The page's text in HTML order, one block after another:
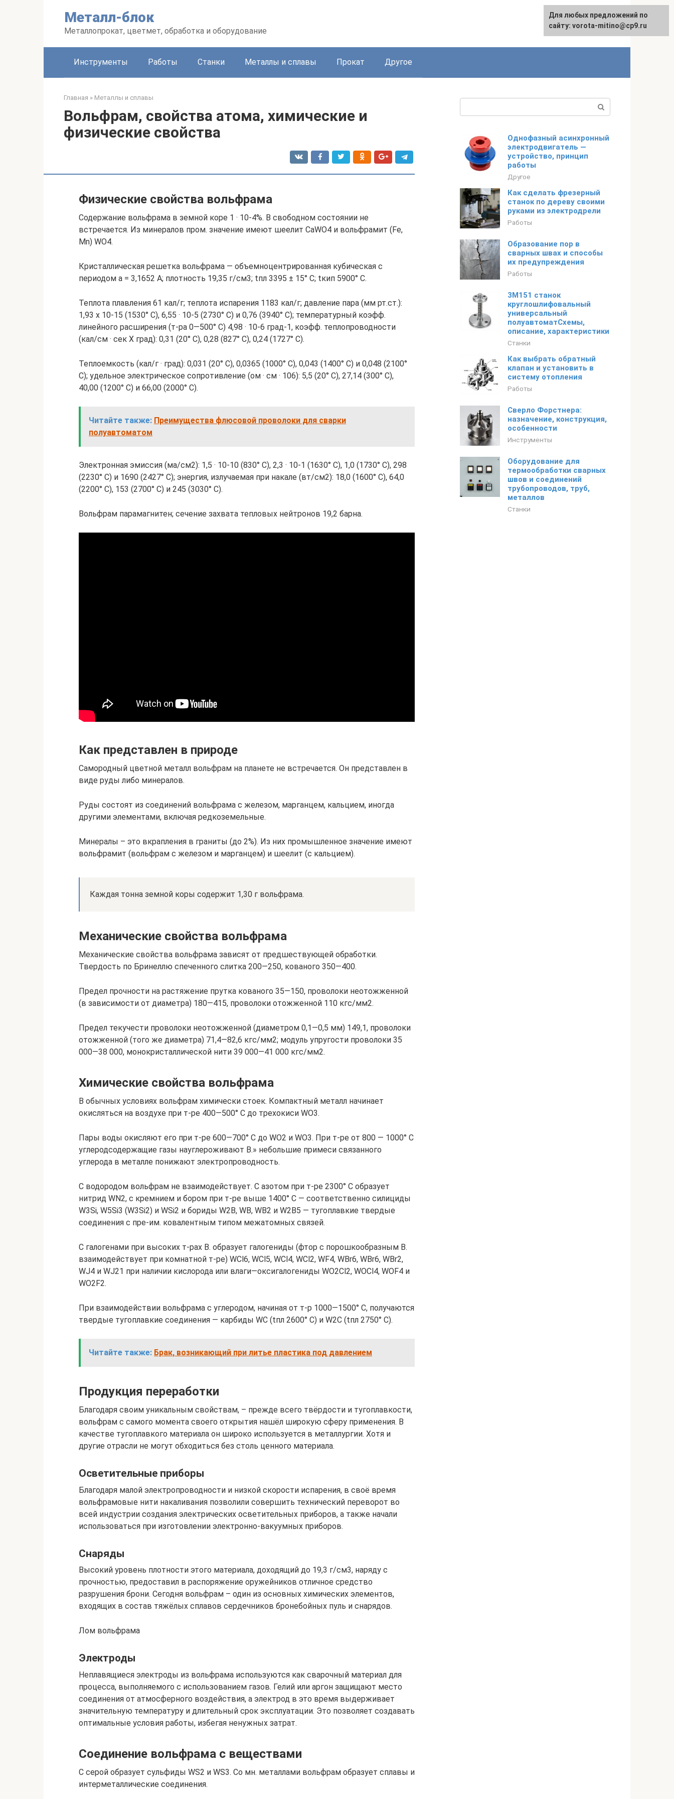
Металл-блок
Металлопрокат, цветмет, обработка и оборудование
Инструменты Работы Станки Металлы и сплавы Прокат Другое
Главная » Металлы и сплавы
Вольфрам, свойства атома, химические и
физические свойства
Физические свойства вольфрама
Содержание вольфрама в земной коре 1 · 10-4%. В свободном состоянии не
встречается. Из минералов пром. значение имеют шеелит CaWО4 и вольфрамит (Fe,
Mn) WО4.
Кристаллическая решетка вольфрама — объемноцентрированная кубическая с
периодом а = 3,1652 А; плотность 19,35 г/см3; tпл 3395 ± 15° С; tкип 5900° С.
Теплота плавления 61 кал/г; теплота испарения 1183 кал/г; давление пара (мм рт.ст.):
1,93 х 10-15 (1530° С), 6,55 · 10-5 (2730° С) и 0,76 (3940° С); температурный коэфф.
линейного расширения (т-ра 0—500° С) 4,98 · 10-6 град-1, коэфф. теплопроводности
(кал/см · сек X град): 0,31 (20° С), 0,28 (827° С), 0,24 (1727° С).
Теплоемкость (кал/г · град): 0,031 (20° С), 0,0365 (1000° С), 0,043 (1400° С) и 0,048 (2100°
С); удельное электрическое сопротивление (ом · см · 106): 5,5 (20° С), 27,14 (300° С),
40,00 (1200° С) и 66,00 (2000° С).
Читайте также: Преимущества флюсовой проволоки для сварки
полуавтоматом
Электронная эмиссия (ма/см2): 1,5 · 10-10 (830° С), 2,3 · 10-1 (1630° С), 1,0 (1730° С), 298
(2230° С) и 1690 (2427° С); энергия, излучаемая при накале (вт/см2): 18,0 (1600° С), 64,0
(2200° С), 153 (2700° С) и 245 (3030° С).
Вольфрам парамагнитен; сечение захвата тепловых нейтронов 19,2 барна.
Как представлен в природе
Самородный цветной металл вольфрам на планете не встречается. Он представлен в
виде руды либо минералов.
Руды состоят из соединений вольфрама с железом, марганцем, кальцием, иногда
другими элементами, включая редкоземельные.
Минералы – это вкрапления в граниты (до 2%). Из них промышленное значение имеют
вольфрамит (вольфрам с железом и марганцем) и шеелит (с кальцием).
Каждая тонна земной коры содержит 1,30 г вольфрама.
Механические свойства вольфрама
Механические свойства вольфрама зависят от предшествующей обработки.
Твердость по Бринеллю спеченного слитка 200—250, кованого 350—400.
Предел прочности на растяжение прутка кованого 35—150, проволоки неотожженной
(в зависимости от диаметра) 180—415, проволоки отожженной 110 кгс/мм2.
Предел текучести проволоки неотожженной (диаметром 0,1—0,5 мм) 149,1, проволоки
отожженной (того же диаметра) 71,4—82,6 кгс/мм2; модуль упругости проволоки 35
000—38 000, монокристаллической нити 39 000—41 000 кгс/мм2.
Химические свойства вольфрама
В обычных условиях вольфрам химически стоек. Компактный металл начинает
окисляться на воздухе при т-ре 400—500° С до трехокиси WО3.
Пары воды окисляют его при т-ре 600—700° С до WО2 и WО3. При т-ре от 800 — 1000° С
углеродсодержащие газы науглероживают В.» небольшие примеси связанного
углерода в металле понижают электропроводность.
С водородом вольфрам не взаимодействует. С азотом при т-ре 2300° С образует
нитрид WN2, с кремнием и бором при т-ре выше 1400° С — соответственно силициды
W3Si, W5Si3 (W3Si2) и WSi2 и бориды W2B, WB, WB2 и W2B5 — тугоплавкие твердые
соединения с пре-им. ковалентным типом межатомных связей.
С галогенами при высоких т-рах В. образует галогениды (фтор с порошкообразным В.
взаимодействует при комнатной т-ре) WСl6, WCl5, WCl4, WСl2, WF4, WBr6, WBr6, WBr2,
WJ4 и WJ21 при наличии кислорода или влаги—оксигалогениды WО2Cl2, WOCl4, WOF4 и
WО2F2.
При взаимодействии вольфрама с углеродом, начиная от т-р 1000—1500° С, получаются
твердые тугоплавкие соединения — карбиды WC (tпл 2600° С) и W2C (tпл 2750° С).
Читайте также: Брак, возникающий при литье пластика под давлением
Продукция переработки
Благодаря своим уникальным свойствам, – прежде всего твёрдости и тугоплавкости,
вольфрам с самого момента своего открытия нашёл широкую сферу применения. В
качестве тугоплавкого материала он широко используется в металлургии. Хотя и
другие отрасли не могут обходиться без столь ценного материала.
Осветительные приборы
Благодаря малой электропроводности и низкой скорости испарения, в своё время
вольфрамовые нити накаливания позволили совершить технический переворот во
всей индустрии создания электрических осветительных приборов, а также начали
использоваться при изготовлении электронно-вакуумных приборов.
Снаряды
Высокий уровень плотности этого материала, доходящий до 19,3 г/см3, наряду с
прочностью, предоставил в распоряжение оружейников отличное средство
разрушения брони. Сегодня вольфрам – один из основных химических элементов,
входящих в состав тяжёлых сплавов сердечников бронебойных пуль и снарядов.
Лом вольфрама
Электроды
Неплавящиеся электроды из вольфрама используются как сварочный материал для
процесса, выполняемого с использованием газов. Гелий или аргон защищают место
соединения от атмосферного воздействия, а электрод в это время выдерживает
значительную температуру и длительный срок эксплуатации. Это позволяет создавать
оптимальные условия работы, избегая ненужных затрат.
Соединение вольфрама с веществами
С серой образует сульфиды WS2 и WS3. Со мн. металлами вольфрам образует сплавы и
интерметаллические соединения.
Однофазный асинхронный
электродвигатель —
устройство, принцип
работы
Другое
Как сделать фрезерный
станок по дереву своими
руками из электродрели
Работы
Образование пор в
сварных швах и способы
их предупреждения
Работы
3М151 станок
круглошлифовальный
универсальный
полуавтоматСхемы,
описание, характеристики
Станки
Как выбрать обратный
клапан и установить в
систему отопления
Работы
Сверло Форстнера:
назначение, конструкция,
особенности
Инструменты
Оборудование для
термообработки сварных
швов и соединений
трубопроводов, труб,
металлов
Станки
Для любых предложений по
сайту: vorota-mitino@cp9.ru